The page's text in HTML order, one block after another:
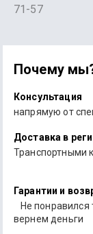
71-57
Почему
Консультация
напрямую от
Доставка в
Транспортными
Гарантии и
Не
вернем деньги